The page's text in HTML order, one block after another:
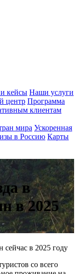
кейсы Наши услуги
центр Программа
клиентам
мира Ускоренная
в Россию Карты
в
в 2025
сейчас в 2025 году
со всего